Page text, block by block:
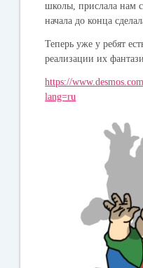
школы, прислала нам
начала до конца
Теперь уже у ребят
реализации их
https://
lang=ru